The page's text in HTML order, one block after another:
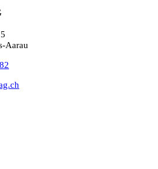
Aarau